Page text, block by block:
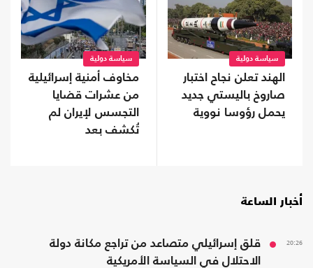
سياسة دولية
الهند تعلن نجاح اختبار
صاروخ باليستي جديد
يحمل رؤوسا نووية
سياسة دولية
مخاوف أمنية إسرائيلية
من عشرات قضايا
التجسس لإيران لم
تُكشف بعد
أخبار الساعة
20:26
قلق إسرائيلي متصاعد من تراجع مكانة دولة
الاحتلال في السياسة الأمريكية